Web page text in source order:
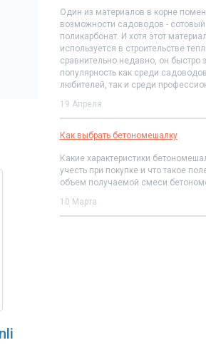
Один из материалов в корне
возможности садоводов - сотовый
поликарбонат. И хотя этот материал
используется в строительстве
сравнительно недавно, он быстро
популярность как среди
любителей, так и среди
19 Апреля
Как выбрать бетономешалку
Какие характеристики
учесть при покупке и что такое
объем получаемой смеси
10 Марта